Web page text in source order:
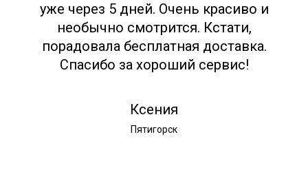
уже через 5 дней. Очень красиво и
необычно смотрится. Кстати,
порадовала бесплатная доставка.
Спасибо за хороший сервис!
Ксения
Пятигорск